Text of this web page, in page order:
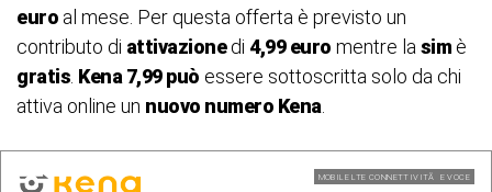
euro al mese. Per questa offerta è previsto un
contributo di attivazionedi 4,99 euro mentre la sim è
gratis Kena 7,99 può essere sottoscritta solo da chi
attiva online un nuovo numero Kena
MOBILE LTE CONNETTIVITÃ E VOCE